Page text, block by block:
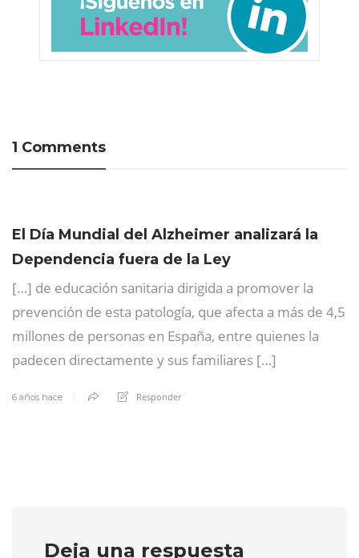
1 Comments
El Día Mundial del Alzheimer analizará la
Dependencia fuera de la Ley
[…] de educación sanitaria dirigida a promover la
prevención de esta patología, que afecta a más de 4,5
millones de personas en España, entre quienes la
padecen directamente y sus familiares […]
6 años hace Responder
Deja una respuesta